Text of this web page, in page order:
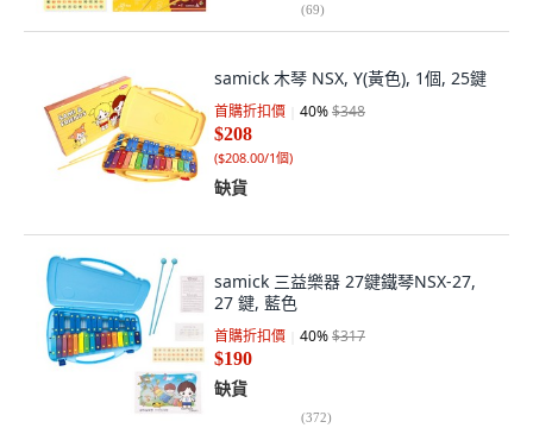
(69)
samick 木琴 NSX, Y(黃色), 1個, 25鍵
首購折扣價 40%$348
$208
($208.00/1個)
缺貨
samick 三益樂器 27鍵鐵琴NSX-27,
27 鍵, 藍色
首購折扣價 40%$317
$190
缺貨
(372)